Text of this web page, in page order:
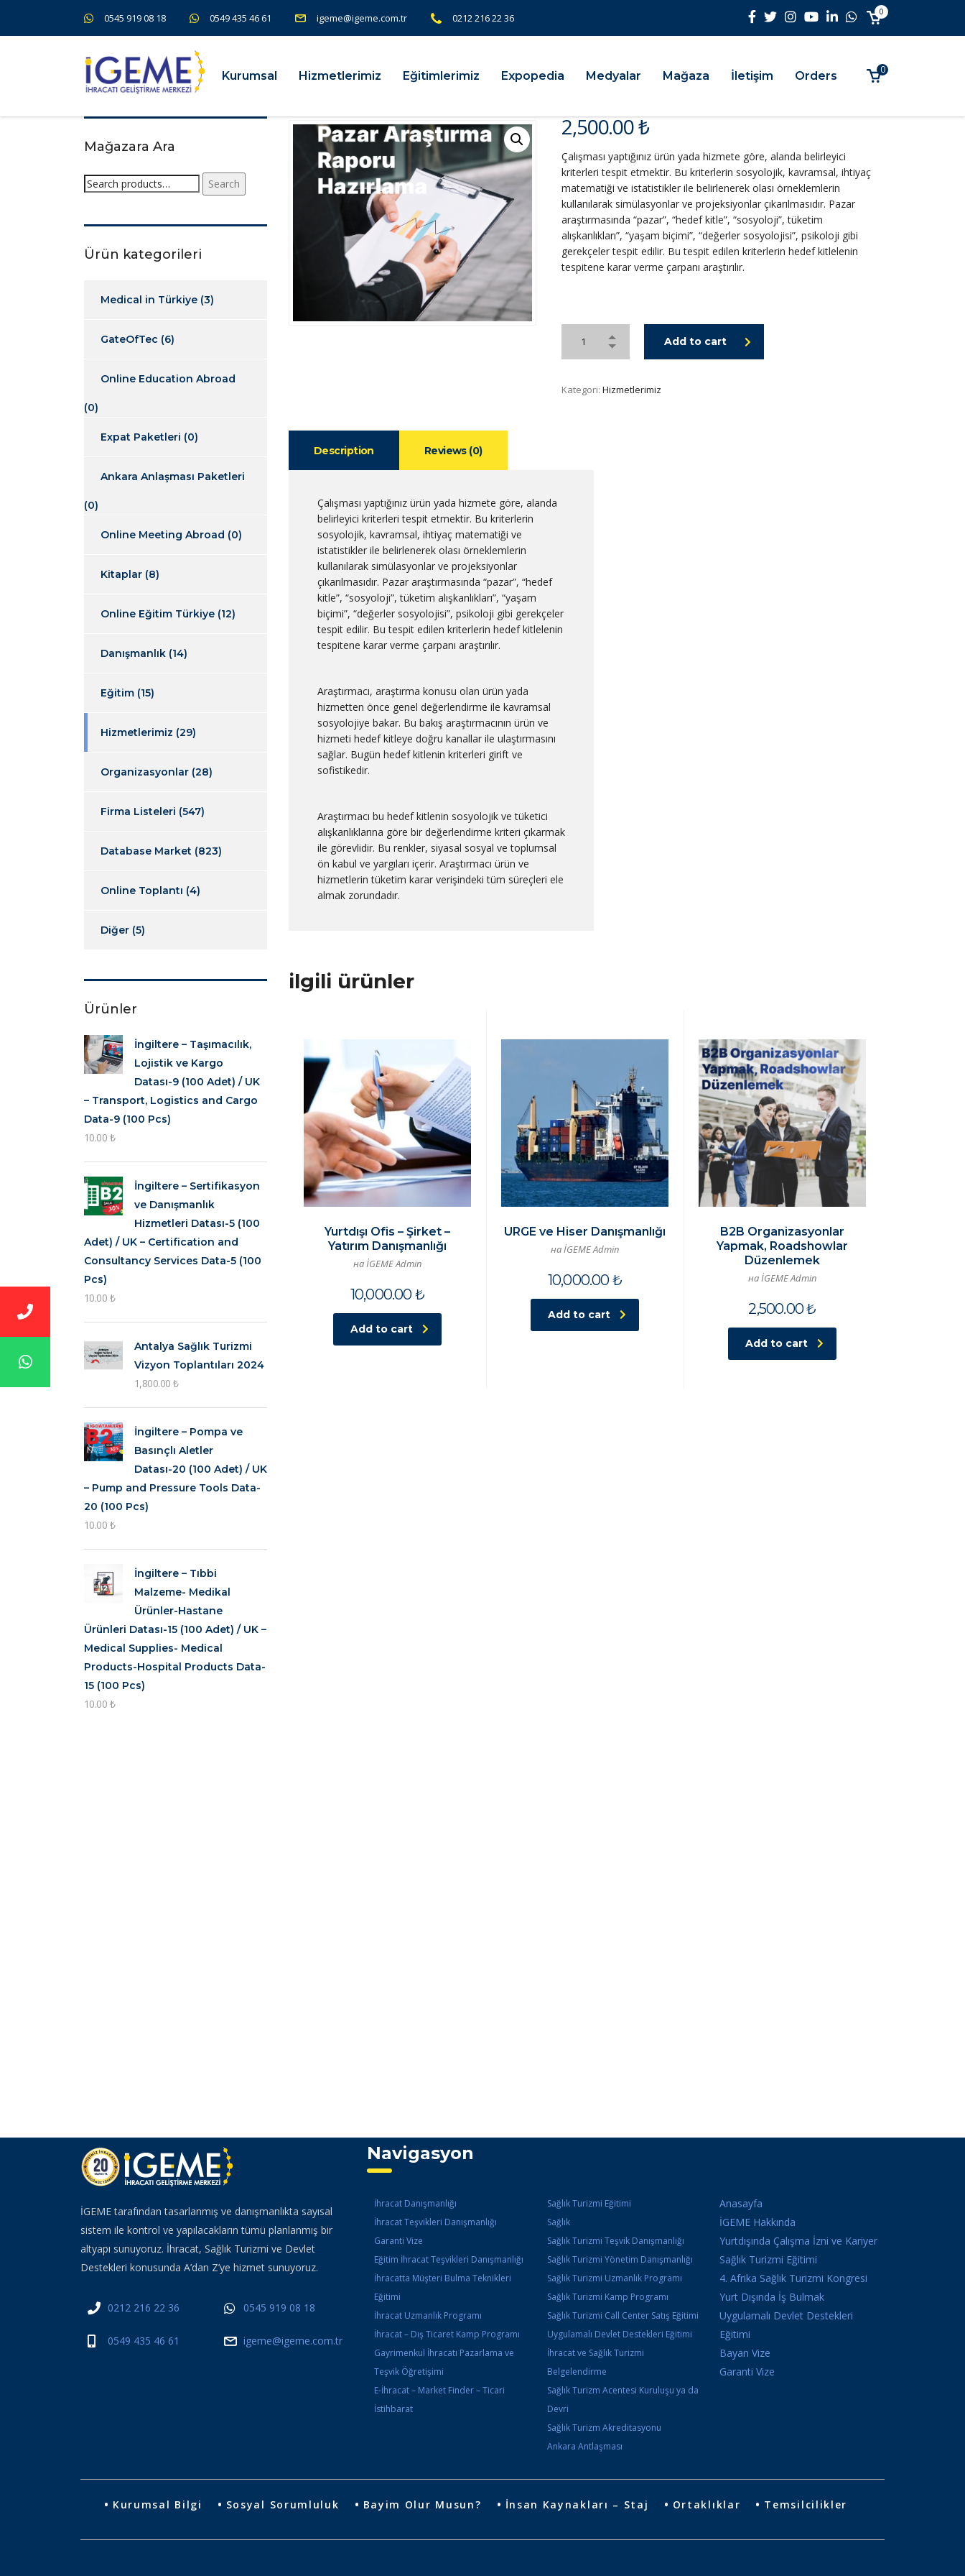
0545 919 08 18 0549 435 46 61 igeme@igeme.com.tr 0212 216 22 36 0
Kurumsal Hizmetlerimiz Eğitimlerimiz Expopedia Medyalar Mağaza İletişim Orders 0
2,500.00₺
Çalışması yaptığınız ürün yada hizmete göre, alanda belirleyici
kriterleri tespit etmektir. Bu kriterlerin sosyolojik, kavramsal, ihtiyaç
matematiği ve istatistikler ile belirlenerek olası örneklemlerin
kullanılarak simülasyonlar ve projeksiyonlar çıkarılmasıdır. Pazar
araştırmasında “pazar”, “hedef kitle”, “sosyoloji”, tüketim
alışkanlıkları”, “yaşam biçimi”, “değerler sosyolojisi”, psikoloji gibi
gerekçeler tespit edilir. Bu tespit edilen kriterlerin hedef kitlelenin
tespitene karar verme çarpanı araştırılır.
Add to cart
Kategori: Hizmetlerimiz
Description Reviews (0)
Çalışması yaptığınız ürün yada hizmete göre, alanda
belirleyici kriterleri tespit etmektir. Bu kriterlerin
sosyolojik, kavramsal, ihtiyaç matematiği ve
istatistikler ile belirlenerek olası örneklemlerin
kullanılarak simülasyonlar ve projeksiyonlar
çıkarılmasıdır. Pazar araştırmasında “pazar”, “hedef
kitle”, “sosyoloji”, tüketim alışkanlıkları”, “yaşam
biçimi”, “değerler sosyolojisi”, psikoloji gibi gerekçeler
tespit edilir. Bu tespit edilen kriterlerin hedef kitlelenin
tespitene karar verme çarpanı araştırılır.
Araştırmacı, araştırma konusu olan ürün yada
hizmetten önce genel değerlendirme ile kavramsal
sosyolojiye bakar. Bu bakış araştırmacının ürün ve
hizmeti hedef kitleye doğru kanallar ile ulaştırmasını
sağlar. Bugün hedef kitlenin kriterleri girift ve
sofistikedir.
Araştırmacı bu hedef kitlenin sosyolojik ve tüketici
alışkanlıklarına göre bir değerlendirme kriteri çıkarmak
ile görevlidir. Bu renkler, siyasal sosyal ve toplumsal
ön kabul ve yargıları içerir. Araştırmacı ürün ve
hizmetlerin tüketim karar verişindeki tüm süreçleri ele
almak zorundadır.
ilgili ürünler
Yurtdışı Ofis – Şirket –
Yatırım Danışmanlığı
на İGEME Admin
10,000.00₺
Add to cart
URGE ve Hiser Danışmanlığı
на İGEME Admin
10,000.00₺
Add to cart
B2B Organizasyonlar
Yapmak, Roadshowlar
Düzenlemek
на İGEME Admin
2,500.00₺
Add to cart
Mağazara Ara
Search
Ürün kategorileri
Medical in Türkiye (3)
GateOfTec (6)
Online Education Abroad
(0)
Expat Paketleri (0)
Ankara Anlaşması Paketleri
(0)
Online Meeting Abroad (0)
Kitaplar (8)
Online Eğitim Türkiye (12)
Danışmanlık (14)
Eğitim (15)
Hizmetlerimiz (29)
Organizasyonlar (28)
Firma Listeleri (547)
Database Market (823)
Online Toplantı (4)
Diğer (5)
Ürünler
İngiltere – Taşımacılık,
Lojistik ve Kargo
Datası-9 (100 Adet) / UK
– Transport, Logistics and Cargo
Data-9 (100 Pcs)
10.00 ₺
İngiltere – Sertifikasyon
ve Danışmanlık
Hizmetleri Datası-5 (100
Adet) / UK – Certification and
Consultancy Services Data-5 (100
Pcs)
10.00 ₺
Antalya Sağlık Turizmi
Vizyon Toplantıları 2024
1,800.00 ₺
İngiltere – Pompa ve
Basınçlı Aletler
Datası-20 (100 Adet) / UK
– Pump and Pressure Tools Data-
20 (100 Pcs)
10.00 ₺
İngiltere – Tıbbi
Malzeme- Medikal
Ürünler-Hastane
Ürünleri Datası-15 (100 Adet) / UK –
Medical Supplies- Medical
Products-Hospital Products Data-
15 (100 Pcs)
10.00 ₺
İGEME tarafından tasarlanmış ve danışmanlıkta sayısal
sistem ile kontrol ve yapılacakların tümü planlanmış bir
altyapı sunuyoruz. İhracat, Sağlık Turizmi ve Devlet
Destekleri konusunda A’dan Z’ye hizmet sunuyoruz.
0212 216 22 36 0545 919 08 18
0549 435 46 61 igeme@igeme.com.tr
Navigasyon
İhracat Danışmanlığı
İhracat Teşvikleri Danışmanlığı
Garanti Vize
Eğitim İhracat Teşvikleri Danışmanlığı
İhracatta Müşteri Bulma Teknikleri
Eğitimi
İhracat Uzmanlık Programı
İhracat – Dış Ticaret Kamp Programı
Gayrimenkul İhracatı Pazarlama ve
Teşvik Öğretişimi
E-İhracat – Market Finder – Ticari
İstihbarat
Sağlık Turizmi Eğitimi
Sağlık
Sağlık Turizmi Teşvik Danışmanlığı
Sağlık Turizmi Yönetim Danışmanlığı
Sağlık Turizmi Uzmanlık Programı
Sağlık Turizmi Kamp Programı
Sağlık Turizmi Call Center Satış Eğitimi
Uygulamalı Devlet Destekleri Eğitimi
İhracat ve Sağlık Turizmi
Belgelendirme
Sağlık Turizm Acentesi Kuruluşu ya da
Devri
Sağlık Turizm Akreditasyonu
Ankara Antlaşması
Anasayfa
İGEME Hakkında
Yurtdışında Çalışma İzni ve Kariyer
Sağlık Turizmi Eğitimi
4. Afrika Sağlık Turizmi Kongresi
Yurt Dışında İş Bulmak
Uygulamalı Devlet Destekleri
Eğitimi
Bayan Vize
Garanti Vize
Kurumsal Bilgi Sosyal Sorumluluk Bayim Olur Musun? İnsan Kaynakları – Staj Ortaklıklar Temsilcilikler